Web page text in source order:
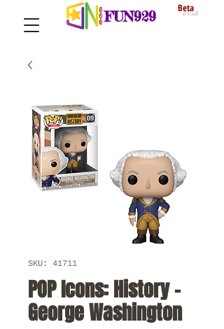
FUN929 Beta
SKU: 41711
POP Icons: History -
George Washington